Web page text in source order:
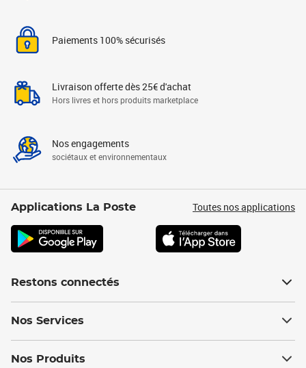
Paiements 100% sécurisés
Livraison offerte dès 25€ d'achat
Hors livres et hors produits marketplace
Nos engagements
sociétaux et environnementaux
Applications La Poste Toutes nos applications
Restons connectés
Nos Services
Nos Produits